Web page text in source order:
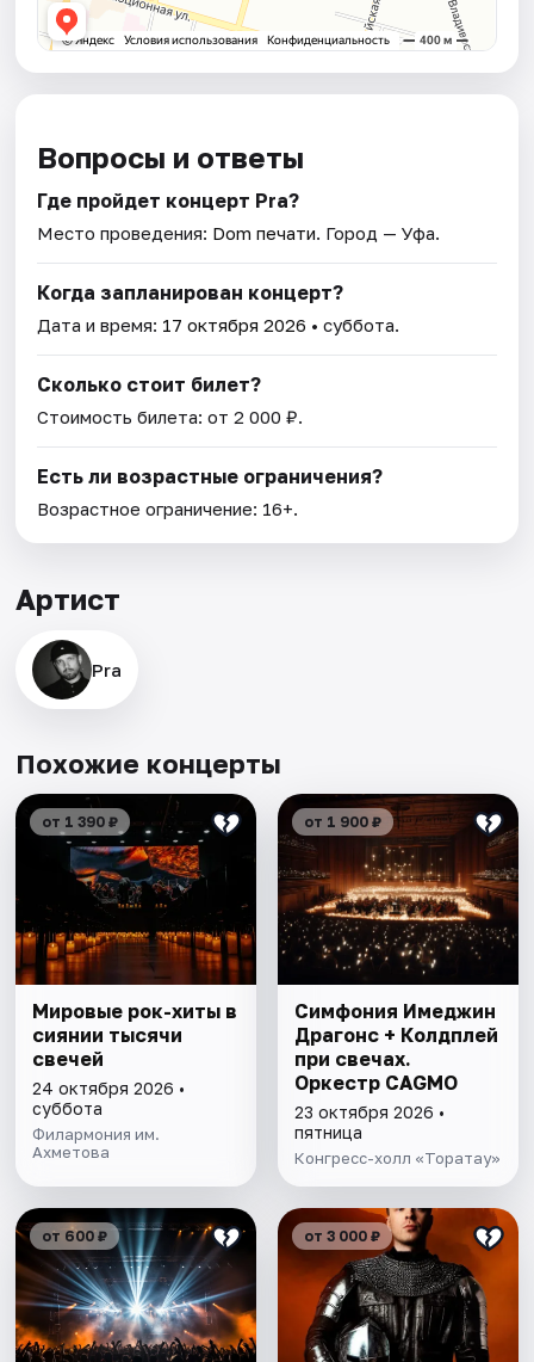
Вопросы и ответы
Где пройдет концерт Pra?
Место проведения: Dom печати. Город — Уфа.
Когда запланирован концерт?
Дата и время: 17 октября 2026 • суббота.
Сколько стоит билет?
Стоимость билета: от 2 000 ₽.
Есть ли возрастные ограничения?
Возрастное ограничение: 16+.
Артист
Pra
Похожие концерты
от 1 390 ₽
Мировые рок-хиты в
сиянии тысячи
свечей
24 октября 2026 •
суббота
Филармония им.
Ахметова
от 1 900 ₽
Симфония Имеджин
Драгонс + Колдплей
при свечах.
Оркестр CAGMO
23 октября 2026 •
пятница
Конгресс-холл «Торатау»
от 600 ₽ от 3 000 ₽